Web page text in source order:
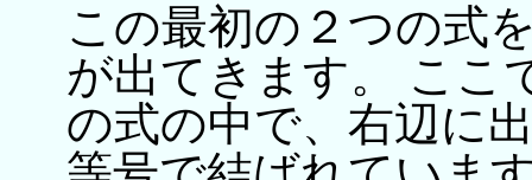
この最初の２つの式
が出てきます。 ここ
の式の中で、右辺に